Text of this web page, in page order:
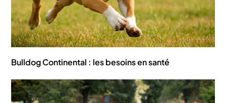
Bulldog Continental : les besoins en santé